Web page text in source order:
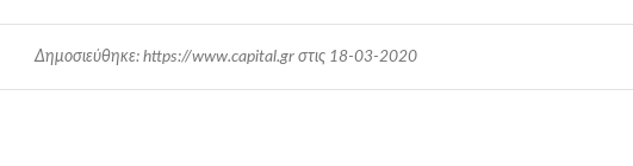
Δημοσιεύθηκε: https://www.capital.gr στις 18-03-2020